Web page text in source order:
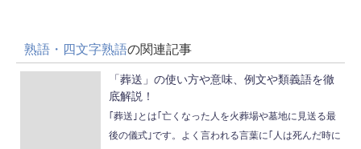
熟語・四文字熟語の関連記事
「葬送」の使い方や意味、例文や類義語を徹
底解説！
｢葬送｣とは｢亡くなった人を火葬場や墓地に見送る最
後の儀式｣です。よく言われる言葉に｢人は死んだ時に